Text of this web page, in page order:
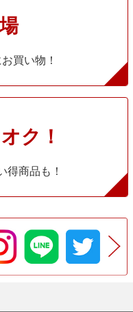
買い物！
ク！
得商品も！